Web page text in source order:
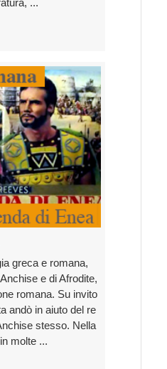
...
greca e romana,
e di Afrodite,
romana. Su invito
andò in aiuto del re
stesso. Nella
molte ...